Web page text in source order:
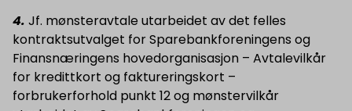
4. Jf. mønsteravtale utarbeidet av det felles
kontraktsutvalget for Sparebankforeningens og
Finansnæringens hovedorganisasjon – Avtalevilkår
for kredittkort og faktureringskort –
forbrukerforhold punkt 12 og mønstervilkår